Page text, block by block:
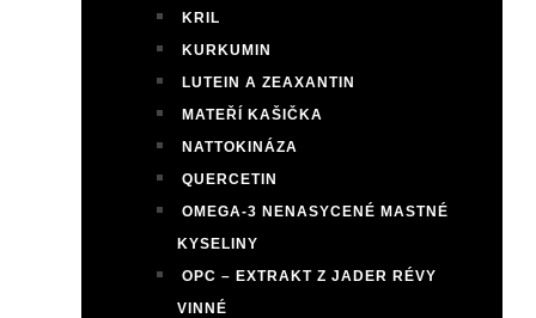
KRIL
KURKUMIN
LUTEIN A ZEAXANTIN
MATEŘÍ KAŠIČKA
NATTOKINÁZA
QUERCETIN
OMEGA-3 NENASYCENÉ MASTNÉ
KYSELINY
OPC – EXTRAKT Z JADER RÉVY
VINNÉ